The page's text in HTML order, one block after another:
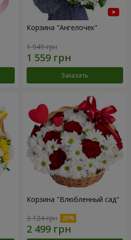
Корзина "Ангелочек"
1 949 грн
Заказать
Корзина "Влюбленный сад"
3 124 грн